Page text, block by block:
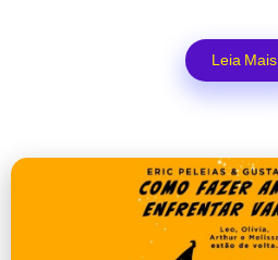
Leia Mais